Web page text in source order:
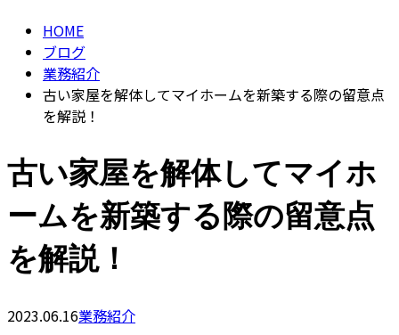
HOME
ブログ
業務紹介
古い家屋を解体してマイホームを新築する際の留意点
を解説！
古い家屋を解体してマイホ
ームを新築する際の留意点
を解説！
2023.06.16業務紹介